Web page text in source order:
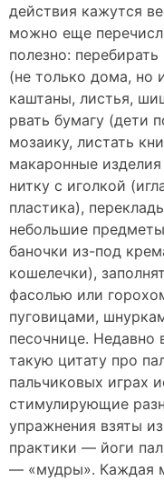
действия кажутся
можно еще
полезно:
(не только дома, но
каштаны, листья,
рвать бумагу (дети
мозаику, листать
макаронные
нитку с иголкой
пластика),
небольшие
баночки из-под
кошелечки),
фасолью или
пуговицами,
песочнице. Недавно
такую цитату про
пальчиковых играх
стимулирующие
упражнения взяты
практики — йоги
— «мудры». Каждая